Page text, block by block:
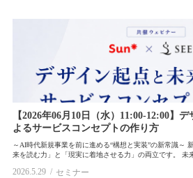
【2026年06月10日（水）11:00-12:00】
よるサービスコンセプトの作り方
～AI時代新規事業を前に進める“構想と実装”の新常識​​～
来を読む力」と「現実に着地させる力」の両立です。 未
2026.5.29 セミナー